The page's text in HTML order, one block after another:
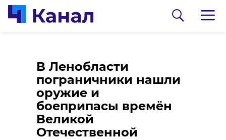
В Ленобласти
пограничники нашли
оружие и
боеприпасы времён
Великой
Отечественной
0:00 / 0:00
0:00 / 0:00